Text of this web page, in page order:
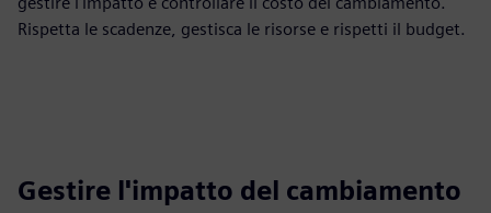
Rispetta le scadenze, gestisca le risorse e rispetti il budget.
Gestire l'impatto del cambiamento